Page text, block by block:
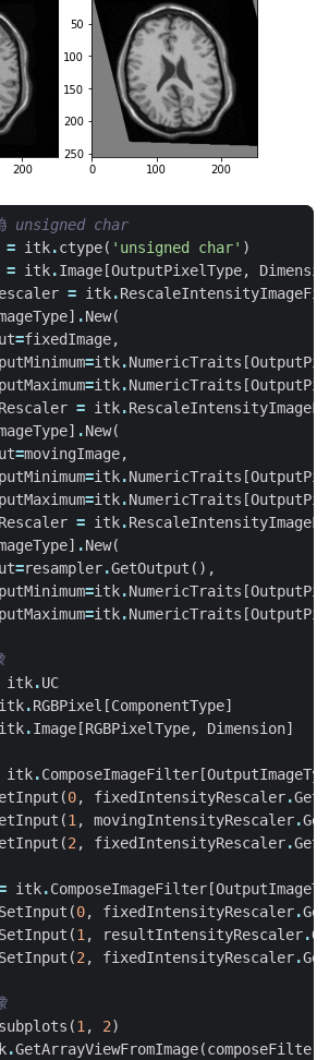
unsigned char
= itk.ctype( 'unsigned char' )
= itk.Image [OutputPixelType,
= itk.
] .New(
=fixedImage,
=itk.NumericTraits [
=itk.NumericTraits [
= itk.
] .New(
=movingImage,
=itk.NumericTraits [
=itk.NumericTraits [
= itk.
] .New(
=resampler.GetOutput (),
=itk.NumericTraits [
=itk.NumericTraits [
itk.UC
itk.RGBPixel [ComponentType]
itk.Image [RGBPixelType, Dimension]
itk.ComposeImageFilter [
(0, fixedIntensityRescaler.
(1, movingIntensityRescaler.
(2, fixedIntensityRescaler.
itk.ComposeImageFilter [
SetInput (0, fixedIntensityRescaler.
SetInput (1, resultIntensityRescaler.
SetInput (2, fixedIntensityRescaler.
subplots (1, 2)
.GetArrayViewFromImage(composeFilter